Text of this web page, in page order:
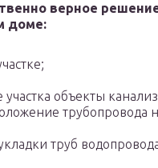
верное
доме:
участка объекты
трубопровода
труб